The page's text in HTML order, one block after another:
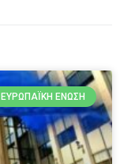
ΕΥΡΩΠΑΪΚΉ ΈΝΩΣΗ